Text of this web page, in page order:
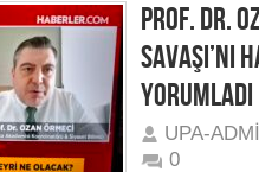
PROF. DR.
SAVAŞI’NI
YORUMLADI
UPA-
0